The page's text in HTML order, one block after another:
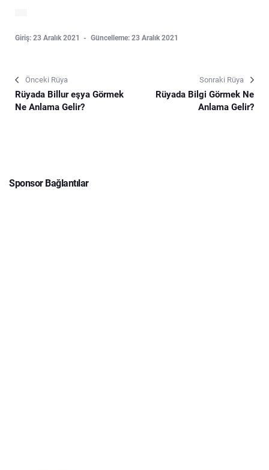
Giriş: 23 Aralık 2021 Güncelleme: 23 Aralık 2021
Önceki Rüya
Rüyada Billur eşya Görmek
Ne Anlama Gelir?
Sonraki Rüya
Rüyada Bilgi Görmek Ne
Anlama Gelir?
Sponsor Bağlantılar